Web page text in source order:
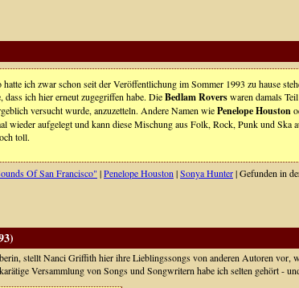
ich zwar schon seit der Veröffentlichung im Sommer 1993 zu hause
ich hier erneut zugegriffen habe. DieBedlam Roverswaren damals
versucht wurde, anzuzetteln. Andere Namen wiePenelope Houston
wieder aufgelegt und kann diese Mischung aus Folk, Rock, Punk und Ska
toll.
Of San Francisco" |Penelope Houston |Sonya Hunter| Gefunden in
stellt Nanci Griffith hier ihre Lieblingssongs von anderen Autoren
Versammlung von Songs und Songwritern habe ich selten gehört -